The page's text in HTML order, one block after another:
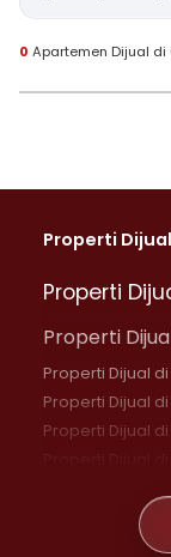
0 Apartemen Dijual di
Properti Dijual
Properti
Properti
Properti Dijual
Properti Dijual
Properti Dijual
Properti Dijual
Properti Dijual